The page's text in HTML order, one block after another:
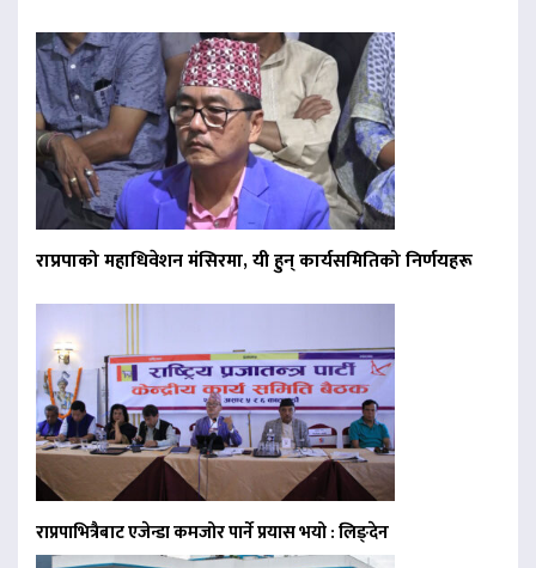
राप्रपाको महाधिवेशन मंसिरमा, यी हुन् कार्यसमितिको निर्णयहरू
राप्रपाभित्रैबाट एजेन्डा कमजोर पार्ने प्रयास भयो : लिङ्देन